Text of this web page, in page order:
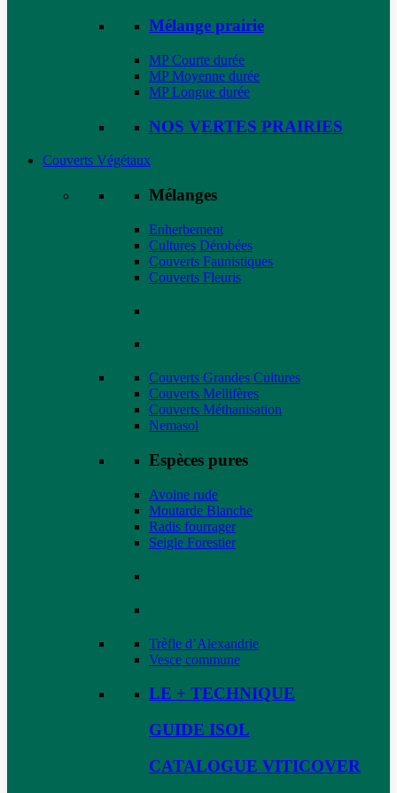
Mélange prairie
MP Courte durée
MP Moyenne durée
MP Longue durée
NOS VERTES PRAIRIES
Couverts Végétaux
Mélanges
Enherbement
Cultures Dérobées
Couverts Faunistiques
Couverts Fleuris
Couverts Grandes Cultures
Couverts Mellifères
Couverts Méthanisation
Nemasol
Espèces pures
Avoine rude
Moutarde Blanche
Radis fourrager
Seigle Forestier
Trèfle d’Alexandrie
Vesce commune
LE + TECHNIQUE
GUIDE ISOL
CATALOGUE VITICOVER